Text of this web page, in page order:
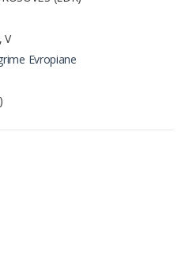
V
Evropiane